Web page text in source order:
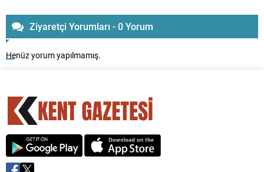
Ziyaretçi Yorumları - 0 Yorum
Henüz yorum yapılmamış.